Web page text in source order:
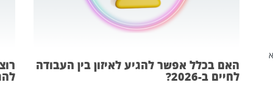
האם בכלל אפשר להגיע לאיזון בין העבודה
לחיים ב-2026?